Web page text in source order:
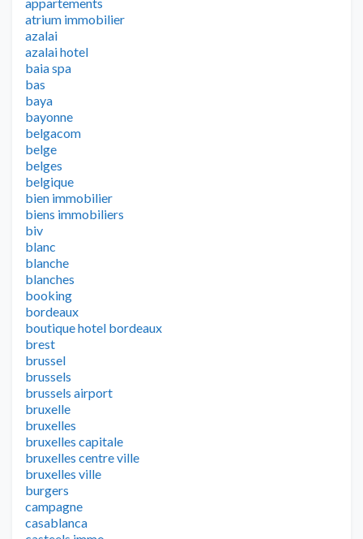
atrium immobilier
azalai
azalai hotel
baia spa
bas
baya
bayonne
belgacom
belge
belges
belgique
bien immobilier
biens immobiliers
biv
blanc
blanche
blanches
booking
bordeaux
boutique hotel bordeaux
brest
brussel
brussels
brussels airport
bruxelle
bruxelles
bruxelles capitale
bruxelles centre ville
bruxelles ville
burgers
campagne
casablanca